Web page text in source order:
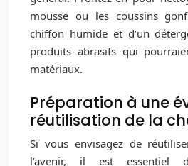
mousse ou les coussins
chiffon humide et d’un
produits abrasifs qui
matériaux.
Préparation à une
réutilisation de la
Si vous envisagez de
l’avenir, il est essentiel